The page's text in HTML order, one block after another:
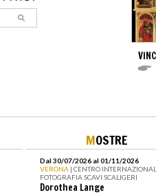
MOSTRE
Dal 30/07/2026 al 01/11/2026
VERONA | CENTRO
FOTOGRAFIA SCAVI SCALIGERI
Dorothea Lange